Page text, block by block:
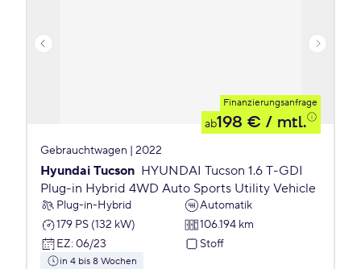
Finanzierungsanfrage
ab198 € / mtl.
Gebrauchtwagen | 2022
Hyundai Tucson HYUNDAI Tucson 1.6 T-GDI
Plug-in Hybrid 4WD Auto Sports Utility Vehicle
Plug-in-Hybrid
Automatik
179 PS (132 kW)
106.194 km
EZ: 06/23 Stoff
in 4 bis 8 Wochen